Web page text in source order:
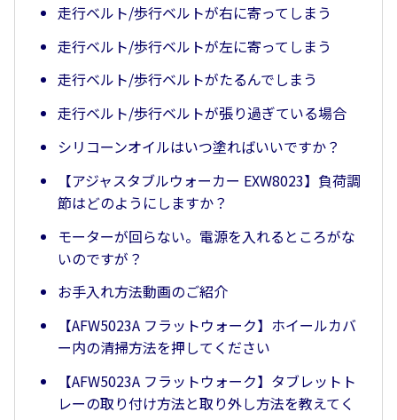
走行ベルト/歩行ベルトが右に寄ってしまう
走行ベルト/歩行ベルトが左に寄ってしまう
走行ベルト/歩行ベルトがたるんでしまう
走行ベルト/歩行ベルトが張り過ぎている場合
シリコーンオイルはいつ塗ればいいですか？
【アジャスタブルウォーカー EXW8023】負荷調
節はどのようにしますか？
モーターが回らない。電源を入れるところがな
いのですが？
お手入れ方法動画のご紹介
【AFW5023A フラットウォーク】ホイールカバ
ー内の清掃方法を押してください
【AFW5023A フラットウォーク】タブレットト
レーの取り付け方法と取り外し方法を教えてく